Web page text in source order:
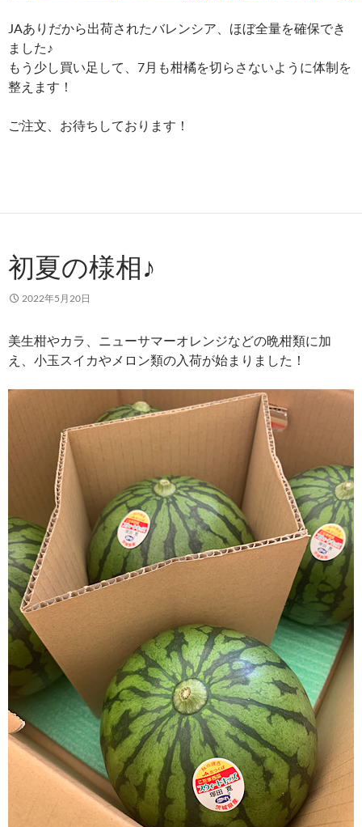
JAありだから出荷されたバレンシア、ほぼ全量を確保でき
ました♪
もう少し買い足して、7月も柑橘を切らさないように体制を
整えます！
ご注文、お待ちしております！
初夏の様相♪
2022年5月20日
美生柑やカラ、ニューサマーオレンジなどの晩柑類に加
え、小玉スイカやメロン類の入荷が始まりました！